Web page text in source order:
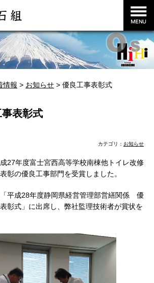
情報 > お知らせ > 優良工事表彰式
表彰式
カテゴリ： お知らせ
27年度富士宮西高等学校南棟他トイレ改修
彰の優良工事部門を受賞しました。
平成28年度静岡県経営管理部営繕関係 優
彰式」に出席し、弊社監理技術者が賞状を